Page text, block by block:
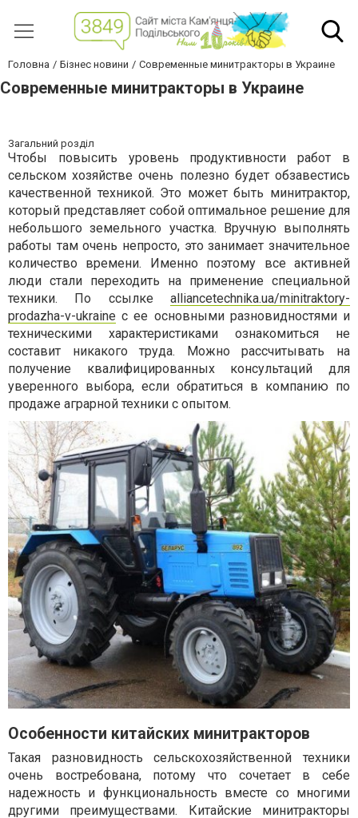
Головна Бізнес новини Современные минитракторы в Украине
Современные минитракторы в Украине
Загальний розділ
Чтобы повысить уровень продуктивности работ в
сельском хозяйстве очень полезно будет обзавестись
качественной техникой. Это может быть минитрактор,
который представляет собой оптимальное решение для
небольшого земельного участка. Вручную выполнять
работы там очень непросто, это занимает значительное
количество времени. Именно поэтому все активней
люди стали переходить на применение специальной
техники. По ссылке alliancetechnika.ua/minitraktory-
prodazha-v-ukraine с ее основными разновидностями и
техническими характеристиками ознакомиться не
составит никакого труда. Можно рассчитывать на
получение квалифицированных консультаций для
уверенного выбора, если обратиться в компанию по
продаже аграрной техники с опытом.
Особенности китайских минитракторов
Такая разновидность сельскохозяйственной техники
очень востребована, потому что сочетает в себе
надежность и функциональность вместе со многими
другими преимуществами. Китайские минитракторы